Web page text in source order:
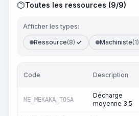
Toutes les ressources (9/9)
Afficher les types:
Ressource(8) Machiniste(1)
Code Description
ME_MEKAKA_TOSA
Décharge
moyenne 3,5